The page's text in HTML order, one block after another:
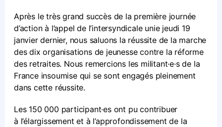
Après le très grand succès de la première journée
d’action à l’appel de l’intersyndicale unie jeudi 19
janvier dernier, nous saluons la réussite de la marche
des dix organisations de jeunesse contre la réforme
des retraites. Nous remercions les militant·e·s de la
France insoumise qui se sont engagés pleinement
dans cette réussite.
Les 150 000 participant·es ont pu contribuer
à l’élargissement et à l’approfondissement de la